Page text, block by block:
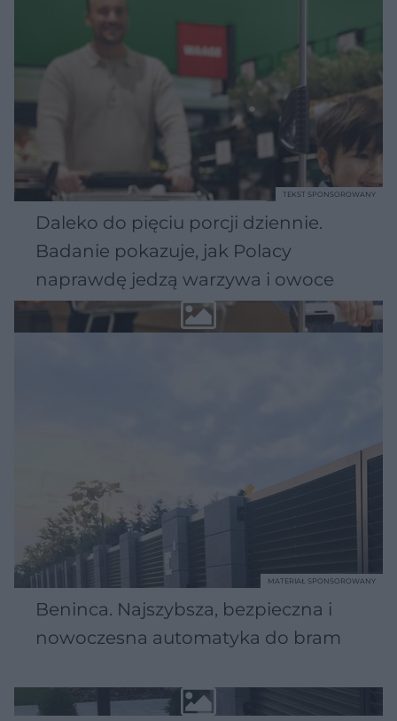
Daleko do pięciu porcji dziennie.
Badanie pokazuje, jak Polacy
naprawdę jedzą warzywa i owoce
TEKST SPONSOROWANY
Beninca. Najszybsza, bezpieczna i
nowoczesna automatyka do bram
MATERIAŁ SPONSOROWANY